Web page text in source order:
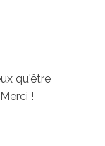
qu'être
!